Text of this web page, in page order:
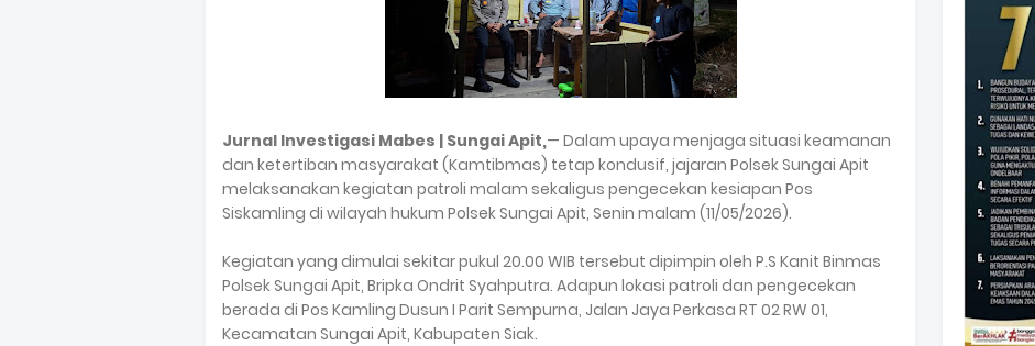
Jurnal Investigasi Mabes | Sungai Apit,— Dalam upaya menjaga situasi keamanan
dan ketertiban masyarakat (Kamtibmas) tetap kondusif, jajaran Polsek Sungai Apit
melaksanakan kegiatan patroli malam sekaligus pengecekan kesiapan Pos
Siskamling di wilayah hukum Polsek Sungai Apit, Senin malam (11/05/2026).
Kegiatan yang dimulai sekitar pukul 20.00 WIB tersebut dipimpin oleh P.S Kanit Binmas
Polsek Sungai Apit, Bripka Ondrit Syahputra. Adapun lokasi patroli dan pengecekan
berada di Pos Kamling Dusun I Parit Sempurna, Jalan Jaya Perkasa RT 02 RW 01,
Kecamatan Sungai Apit, Kabupaten Siak.